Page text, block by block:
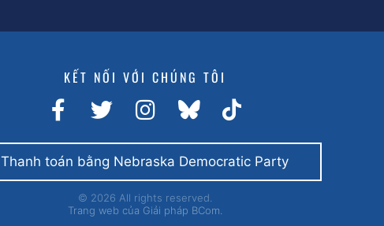
KẾT NỐI VỚI CHÚNG TÔI
Thanh toán bằng Nebraska Democratic Party
© 2026 All rights reserved.
Trang web của Giải pháp BCom.